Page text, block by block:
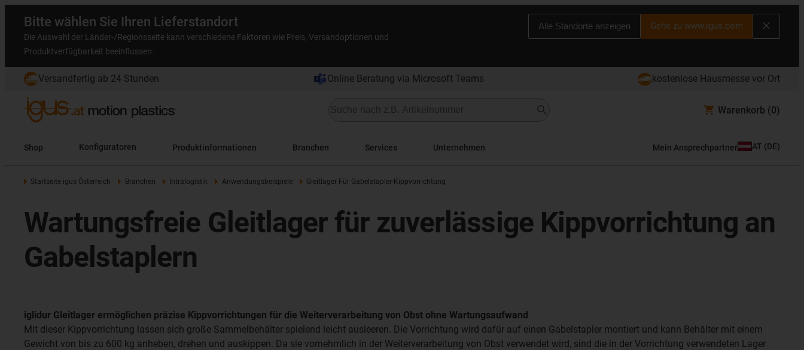
Bitte wählen Sie Ihren Lieferstandort
Die Auswahl der Länder-/Regionsseite kann verschiedene Faktoren wie Preis, Versandoptionen und
Produktverfügbarkeit beeinflussen.
Alle Standorte anzeigen Gehe zu www.igus.com
Versandfertig ab 24 Stunden Online Beratung via Microsoft Teams kostenlose Hausmesse vor Ort
Warenkorb (0)
Shop Konfiguratoren Produktinformationen Branchen Services Unternehmen Mein Ansprechpartner AT (DE)
Startseite igus Österreich Branchen Intralogistik Anwendungsbeispiele Gleitlager Für Gabelstapler-Kippvorrichtung
Wartungsfreie Gleitlager für zuverlässige Kippvorrichtung an
Gabelstaplern
iglidur Gleitlager ermöglichen präzise Kippvorrichtungen für die Weiterverarbeitung von Obst ohne Wartungsaufwand
Mit dieser Kippvorrichtung lassen sich große Sammelbehälter spielend leicht ausleeren. Die Vorrichtung wird dafür auf einen Gabelstapler montiert und kann Behälter mit einem
Gewicht von bis zu 600 kg anheben, drehen und auskippen. Da sie vornehmlich in der Weiterverarbeitung von Obst verwendet wird, sind die in der Vorrichtung verwendeten Lager